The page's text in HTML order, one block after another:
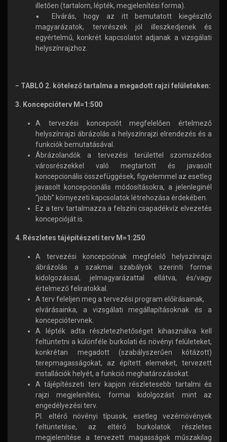
illetően (tartalom, lépték, megjelenítési forma).
▪ Elvárás, hogy az itt bemutatott kiegészítő
magyarázatok, tervrészek jól illeszkedjenek és
egyértelmű, konkrét kapcsolatot adjanak a vizsgálati
helyszínrajzhoz.
− TABLÓ 2. kötelező tartalma a megadott rajzi felületeken:
3. Koncepcióterv M=1:500
A tervezési koncepciót megfelelően értelmező
helyszínrajzi ábrázolás a helyszínrajzi elrendezés és a
funkciók bemutatásával.
Ábrázolandók a tervezési területtel szomszédos
városrészekkel való megtartott és javasolt
koncepcionális összefüggések, figyelemmel az esetleg
javasolt koncepcionális módosításokra, a jelenleginél
“jobb” környezeti kapcsolatok létrehozása érdekében.
Ez a terv tartalmazza a felszíni csapadékvíz elvezetés
koncepcióját is.
4. Részletes tájépítészeti terv M=1:250
A tervezési koncepciónak megfelelő helyszínrajzi
ábrázolás a szakmai szabályok szerinti formai
kidolgozással, jelmagyarázattal ellátva, és/vagy
értelmező feliratokkal.
A terv feleljen meg a tervezési program előírásainak,
elvárásainka, a vizsgálati megállapításoknak és a
koncepciótervnek.
A lépték adta részletezhetőséget kihasználva kell
feltüntetni a különféle burkolati és növényi felületeket,
konkrétan megadott (szabályszerűen kótázott)
terepmagasságokat, az épített elemeket, tervezett
installációk helyét, a funkció meghatározásokat.
A tájépítészeti terv kapjon részletesebb tartalmi és
rajzi megjelenítési, formai kidolgozást mint az
engedélyezési terv.
Pl. eltérő növényi típusok, esetleg vezérnövények
feltüntetése, az eltérő burkolatok részletes
megjelenítése a tervezett magasságok műszakilag